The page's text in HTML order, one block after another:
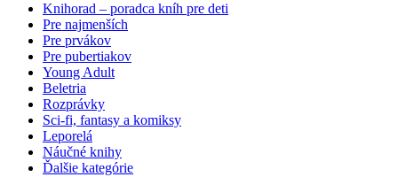
Knihorad – poradca kníh pre deti
Pre najmenších
Pre prvákov
Pre pubertiakov
Young Adult
Beletria
Rozprávky
Sci-fi, fantasy a komiksy
Leporelá
Náučné knihy
Ďalšie kategórie